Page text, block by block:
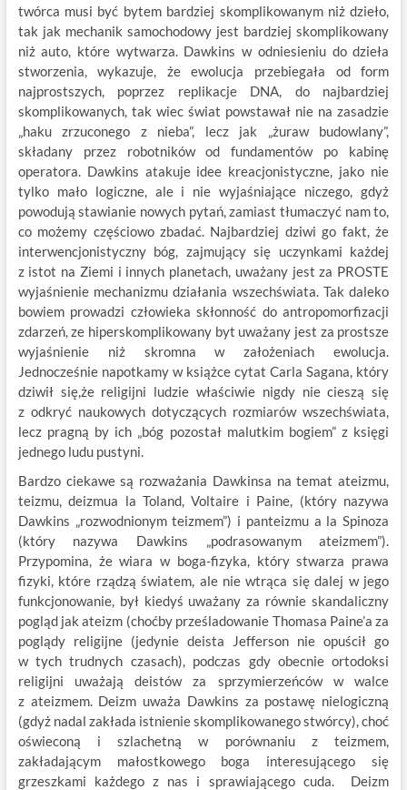
twórca musi być bytem bardziej skomplikowanym niż dzieło,
tak jak mechanik samochodowy jest bardziej skomplikowany
niż auto, które wytwarza. Dawkins w odniesieniu do dzieła
stworzenia, wykazuje, że ewolucja przebiegała od form
najprostszych, poprzez replikacje DNA, do najbardziej
skomplikowanych, tak wiec świat powstawał nie na zasadzie
„haku zrzuconego z nieba”, lecz jak „żuraw budowlany”,
składany przez robotników od fundamentów po kabinę
operatora. Dawkins atakuje idee kreacjonistyczne, jako nie
tylko mało logiczne, ale i nie wyjaśniające niczego, gdyż
powodują stawianie nowych pytań, zamiast tłumaczyć nam to,
co możemy częściowo zbadać. Najbardziej dziwi go fakt, że
interwencjonistyczny bóg, zajmujący się uczynkami każdej
z istot na Ziemi i innych planetach, uważany jest za PROSTE
wyjaśnienie mechanizmu działania wszechświata. Tak daleko
bowiem prowadzi człowieka skłonność do antropomorfizacji
zdarzeń, ze hiperskomplikowany byt uważany jest za prostsze
wyjaśnienie niż skromna w założeniach ewolucja.
Jednocześnie napotkamy w książce cytat Carla Sagana, który
dziwił się,że religijni ludzie właściwie nigdy nie cieszą się
z odkryć naukowych dotyczących rozmiarów wszechświata,
lecz pragną by ich „bóg pozostał malutkim bogiem” z księgi
jednego ludu pustyni.
Bardzo ciekawe są rozważania Dawkinsa na temat ateizmu,
teizmu, deizmua la Toland, Voltaire i Paine, (który nazywa
Dawkins „rozwodnionym teizmem”) i panteizmu a la Spinoza
(który nazywa Dawkins „podrasowanym ateizmem”).
Przypomina, że wiara w boga-fizyka, który stwarza prawa
fizyki, które rządzą światem, ale nie wtrąca się dalej w jego
funkcjonowanie, był kiedyś uważany za równie skandaliczny
pogląd jak ateizm (choćby prześladowanie Thomasa Paine’a za
poglądy religijne (jedynie deista Jefferson nie opuścił go
w tych trudnych czasach), podczas gdy obecnie ortodoksi
religijni uważają deistów za sprzymierzeńców w walce
z ateizmem. Deizm uważa Dawkins za postawę nielogiczną
(gdyż nadal zakłada istnienie skomplikowanego stwórcy), choć
oświeconą i szlachetną w porównaniu z teizmem,
zakładającym małostkowego boga interesującego się
grzeszkami każdego z nas i sprawiającego cuda. Deizm